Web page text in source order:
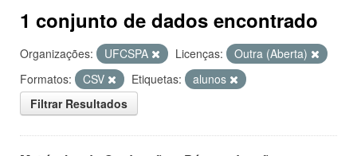
1 conjunto de dados encontrado
Organizações: UFCSPA Licenças:
Outra (Aberta)
Formatos:
CSV Etiquetas:
alunos
Filtrar Resultados